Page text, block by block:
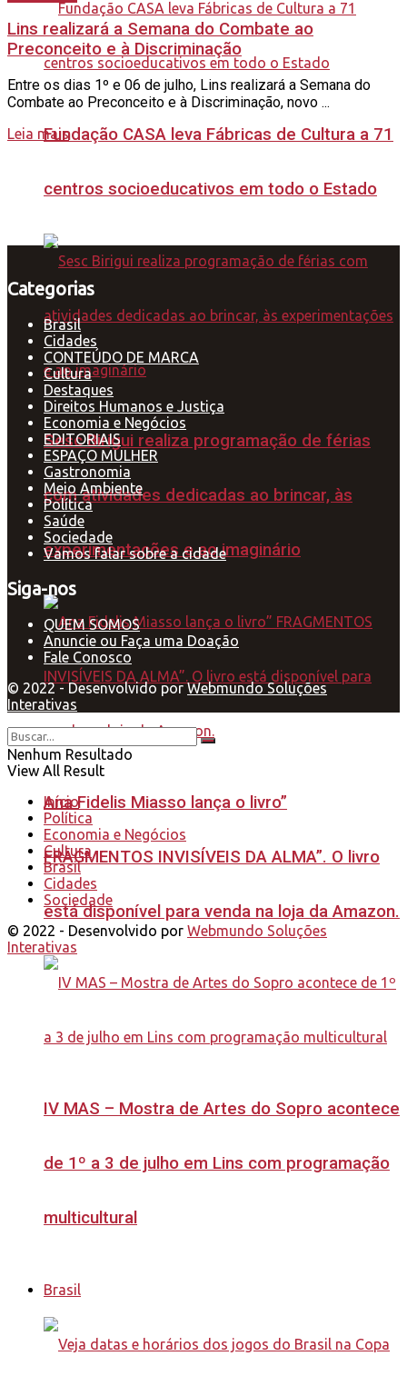
Fundação CASA leva Fábricas de Cultura a 71
centros socioeducativos em todo o Estado
Sesc Birigui realiza programação de férias
com atividades dedicadas ao brincar, às
experimentações e ao imaginário
Ana Fidelis Miasso lança o livro”
FRAGMENTOS INVISÍVEIS DA ALMA”. O livro
está disponível para venda na loja da Amazon.
IV MAS – Mostra de Artes do Sopro acontece
de 1º a 3 de julho em Lins com programação
multicultural
Brasil
Lins realizará a Semana do Combate ao
Preconceito e à Discriminação
Entre os dias 1º e 06 de julho, Lins realizará a Semana do
Combate ao Preconceito e à Discriminação, novo ...
Leia mais
Categorias
Brasil
Cidades
CONTEÚDO DE MARCA
Cultura
Destaques
Direitos Humanos e Justiça
Economia e Negócios
EDITORIAIS
ESPAÇO MULHER
Gastronomia
Meio Ambiente
Política
Saúde
Sociedade
Vamos falar sobre a cidade
Siga-nos
QUEM SOMOS
Anuncie ou Faça uma Doação
Fale Conosco
© 2022 - Desenvolvido porWebmundo Soluções
Interativas
Nenhum Resultado
View All Result
Início
Política
Economia e Negócios
Cultura
Brasil
Cidades
Sociedade
© 2022 - Desenvolvido por Webmundo Soluções
Interativas